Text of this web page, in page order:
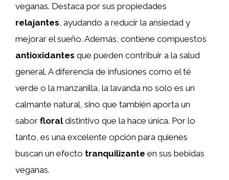
veganas. Destaca por sus propiedades
relajantes , ayudando a reducir la ansiedad y
mejorar el sueño. Además, contiene compuestos
antioxidantes que pueden contribuir a la salud
general. A diferencia de infusiones como el té
verde o la manzanilla, la lavanda no solo es un
calmante natural, sino que también aporta un
sabor floraldistintivo que la hace única. Por lo
tanto, es una excelente opción para quienes
buscan un efecto tranquilizante en sus bebidas
veganas.